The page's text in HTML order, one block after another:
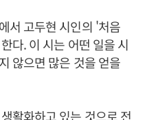
서 고두현 시인의 '처음
다. 이 시는 어떤 일을 시
않으면 많은 것을 얻을
활화하고 있는 것으로 전